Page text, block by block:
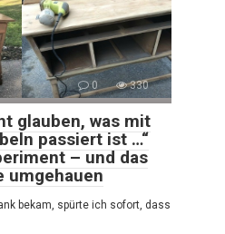
0 330
glauben, was mit
passiert ist …“
– und das
umgehauen
bekam, spürte ich sofort, dass